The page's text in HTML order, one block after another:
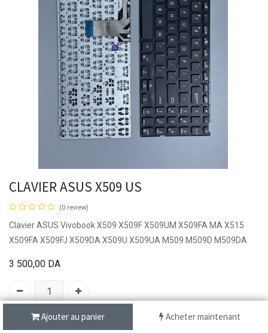
Ajouter au panier Acheter maintenant
CLAVIER ASUS X509 US
(0 review)
Clavier ASUS Vivobook X509 X509F X509UM X509FA MA X515
X509FA X509FJ X509DA X509U X509UA M509 M509D M509DA
3 500,00 DA
C070